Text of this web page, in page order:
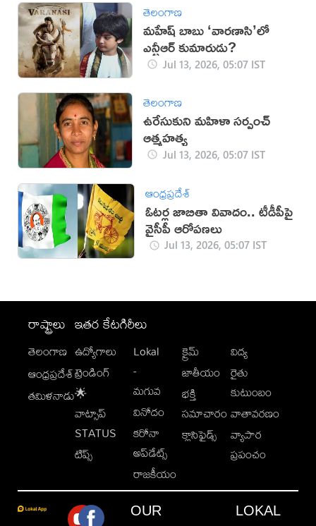
తెలంగాణ
మహేష్ బాబు ‘వారణాసి’లో
ఎన్టీఆర్ కుమారుడు?
Jul 13, 2026, 05:07 IST
తెలంగాణ
ఉరేసుకుని మహిళా సర్పంచ్
ఆత్మహత్య
Jul 13, 2026, 05:07 IST
ఆంధ్రప్రదేశ్
ఓటర్ల జాబితా వివాదం.. టీడీపీపై
వైసీపీ ఆరోపణలు
Jul 13, 2026, 05:07 IST
రాష్ట్రాలు
తెలంగాణ
ఆంధ్రప్రదేశ్
తమిళనాడు
ఇతర కేటగిరీలు
ఉద్యోగాలు
ట్రెండింగ్
🌟
వాట్సాప్
STATUS
టిప్స్
Lokal
-
మగువ
వినోదం
కరోనా
అప్‌డేట్స్
రాజకీయం
క్రైమ్
జాతీయం
భక్తి
సమాచారం
క్లాసిఫైడ్స్
విద్య
రైతు
కుటుంబం
వాతావరణం
వ్యాపార
ప్రపంచం
OUR LOKAL